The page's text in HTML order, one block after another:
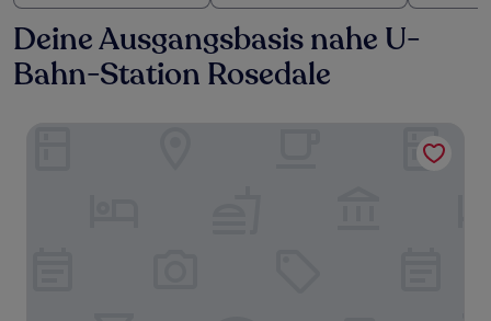
Deine Ausgangsbasis nahe U-
Bahn-Station Rosedale